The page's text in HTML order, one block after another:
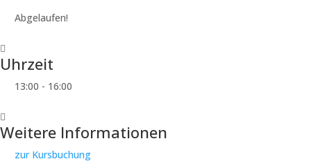
Abgelaufen!
Uhrzeit
13:00 - 16:00
Weitere Informationen
zur Kursbuchung